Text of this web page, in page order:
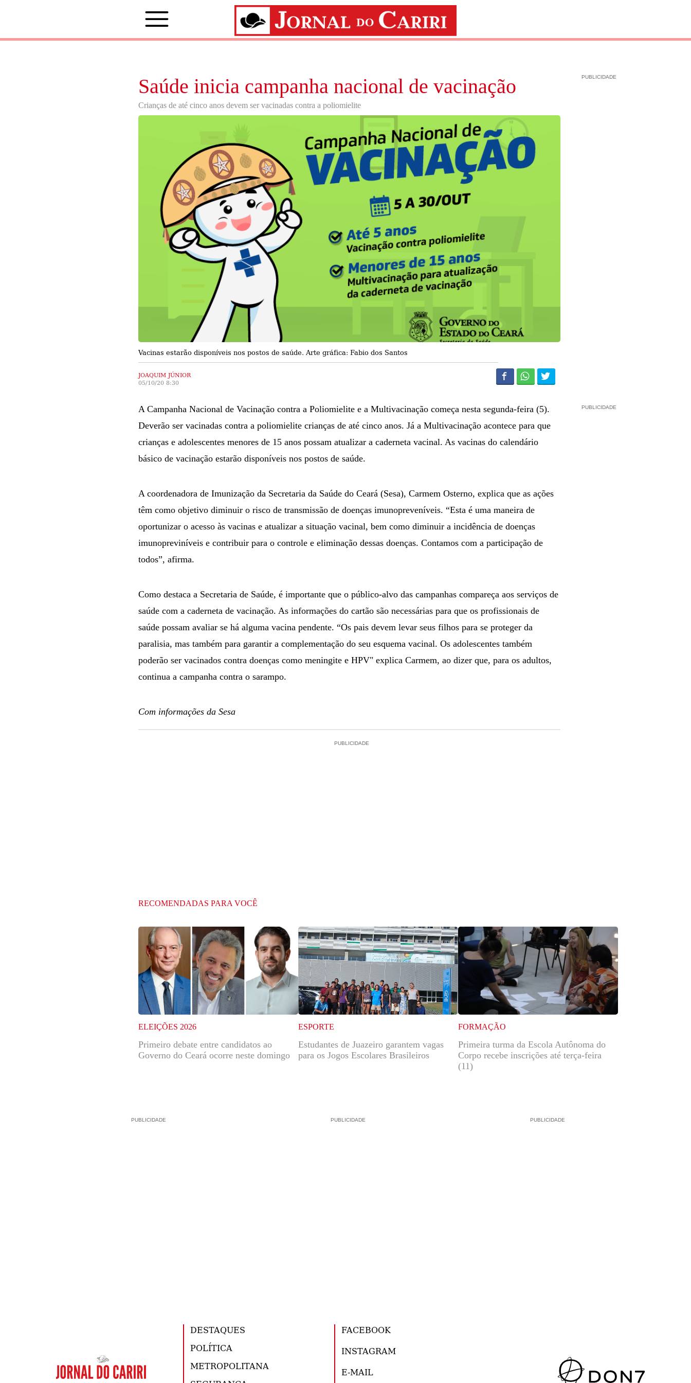
Saúde inicia campanha nacional de vacinação
Crianças de até cinco anos devem ser vacinadas contra a poliomielite
Vacinas estarão disponíveis nos postos de saúde. Arte gráfica: Fabio dos Santos
JOAQUIM JÚNIOR
05/10/20 8:30
A Campanha Nacional de Vacinação contra a Poliomielite e a Multivacinação começa nesta segunda-feira (5).
Deverão ser vacinadas contra a poliomielite crianças de até cinco anos. Já a Multivacinação acontece para que
crianças e adolescentes menores de 15 anos possam atualizar a caderneta vacinal. As vacinas do calendário
básico de vacinação estarão disponíveis nos postos de saúde.
A coordenadora de Imunização da Secretaria da Saúde do Ceará (Sesa), Carmem Osterno, explica que as ações
têm como objetivo diminuir o risco de transmissão de doenças imunopreveníveis. “Esta é uma maneira de
oportunizar o acesso às vacinas e atualizar a situação vacinal, bem como diminuir a incidência de doenças
imunopreviníveis e contribuir para o controle e eliminação dessas doenças. Contamos com a participação de
todos”, afirma.
Como destaca a Secretaria de Saúde, é importante que o público-alvo das campanhas compareça aos serviços de
saúde com a caderneta de vacinação. As informações do cartão são necessárias para que os profissionais de
saúde possam avaliar se há alguma vacina pendente. “Os pais devem levar seus filhos para se proteger da
paralisia, mas também para garantir a complementação do seu esquema vacinal. Os adolescentes também
poderão ser vacinados contra doenças como meningite e HPV" explica Carmem, ao dizer que, para os adultos,
continua a campanha contra o sarampo.
Com informações da Sesa
PUBLICIDADE
PUBLICIDADE
PUBLICIDADE
RECOMENDADAS PARA VOCÊ
ELEIÇÕES 2026
Primeiro debate entre candidatos ao
Governo do Ceará ocorre neste domingo
ESPORTE
Estudantes de Juazeiro garantem vagas
para os Jogos Escolares Brasileiros
FORMAÇÃO
Primeira turma da Escola Autônoma do
Corpo recebe inscrições até terça-feira
(11)
PUBLICIDADE PUBLICIDADE PUBLICIDADE
DESTAQUES
POLÍTICA
METROPOLITANA
FACEBOOK
INSTAGRAM
E-MAIL